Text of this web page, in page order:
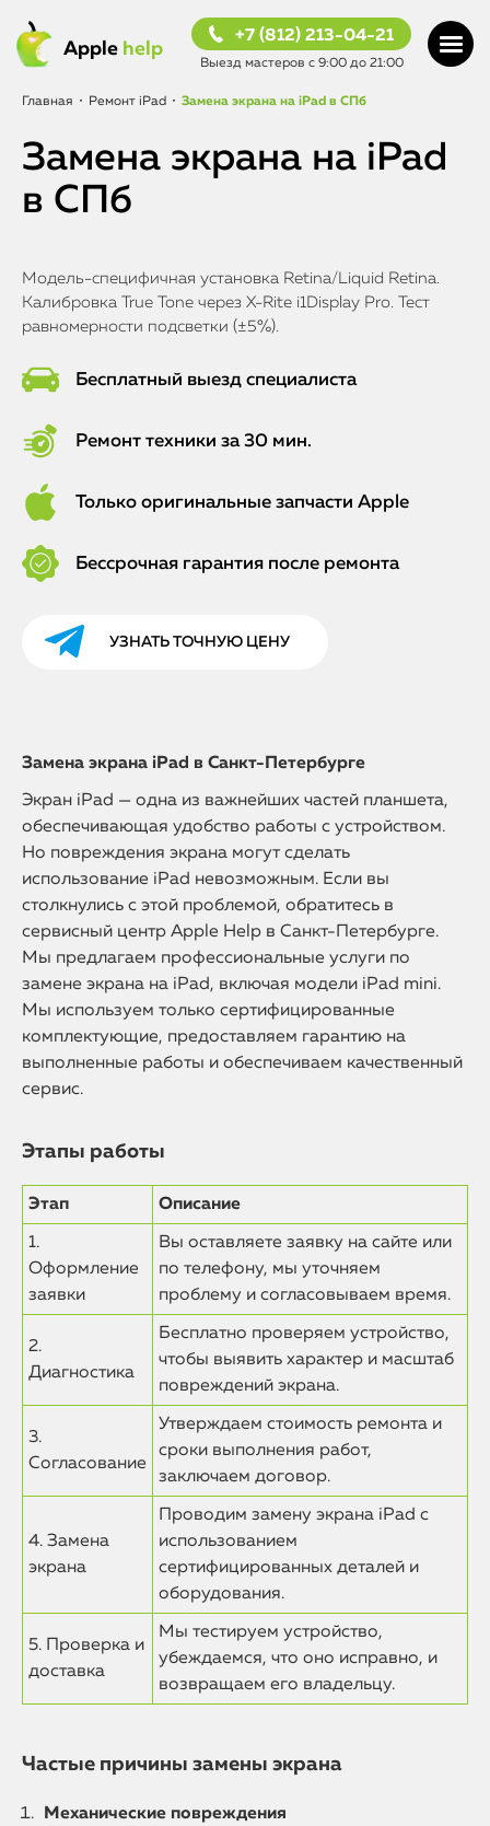
Apple help
+7 (812) 213-04-21
Выезд мастеров с 9:00 до 21:00
Главная • Ремонт iPad • Замена экрана на iPad в СПб
Замена экрана на iPad
в СПб
Модель-специфичная установка Retina/Liquid Retina.
Калибровка True Tone через X-Rite i1Display Pro. Тест
равномерности подсветки (±5%).
Бесплатный выезд специалиста
Ремонт техники за 30 мин.
Только оригинальные запчасти Apple
Бессрочная гарантия после ремонта
УЗНАТЬ ТОЧНУЮ ЦЕНУ
Замена экрана iPad в Санкт-Петербурге
Экран iPad — одна из важнейших частей планшета,
обеспечивающая удобство работы с устройством.
Но повреждения экрана могут сделать
использование iPad невозможным. Если вы
столкнулись с этой проблемой, обратитесь в
сервисный центр Apple Help в Санкт-Петербурге.
Мы предлагаем профессиональные услуги по
замене экрана на iPad, включая модели iPad mini.
Мы используем только сертифицированные
комплектующие, предоставляем гарантию на
выполненные работы и обеспечиваем качественный
сервис.
Этапы работы
Этап Описание
1.
Оформление
заявки
Вы оставляете заявку на сайте или
по телефону, мы уточняем
проблему и согласовываем время.
2.
Диагностика
Бесплатно проверяем устройство,
чтобы выявить характер и масштаб
повреждений экрана.
3.
Согласование
Утверждаем стоимость ремонта и
сроки выполнения работ,
заключаем договор.
4. Замена
экрана
Проводим замену экрана iPad с
использованием
сертифицированных деталей и
оборудования.
5. Проверка и
доставка
Мы тестируем устройство,
убеждаемся, что оно исправно, и
возвращаем его владельцу.
Частые причины замены экрана
Механические повреждения